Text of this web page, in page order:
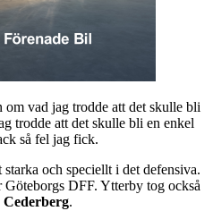
vad jag trodde att det skulle bli
trodde att det skulle bli en enkel
så fel jag fick.
och speciellt i det defensiva.
DFF. Ytterby tog också
Cederberg.